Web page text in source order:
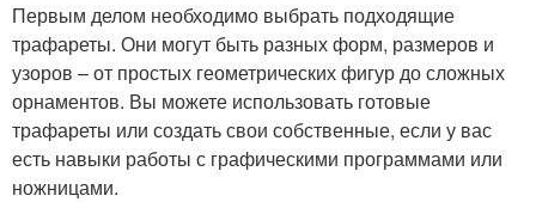
Первым делом необходимо выбрать подходящие
трафареты. Они могут быть разных форм, размеров и
узоров – от простых геометрических фигур до сложных
орнаментов. Вы можете использовать готовые
трафареты или создать свои собственные, если у вас
есть навыки работы с графическими программами или
ножницами.